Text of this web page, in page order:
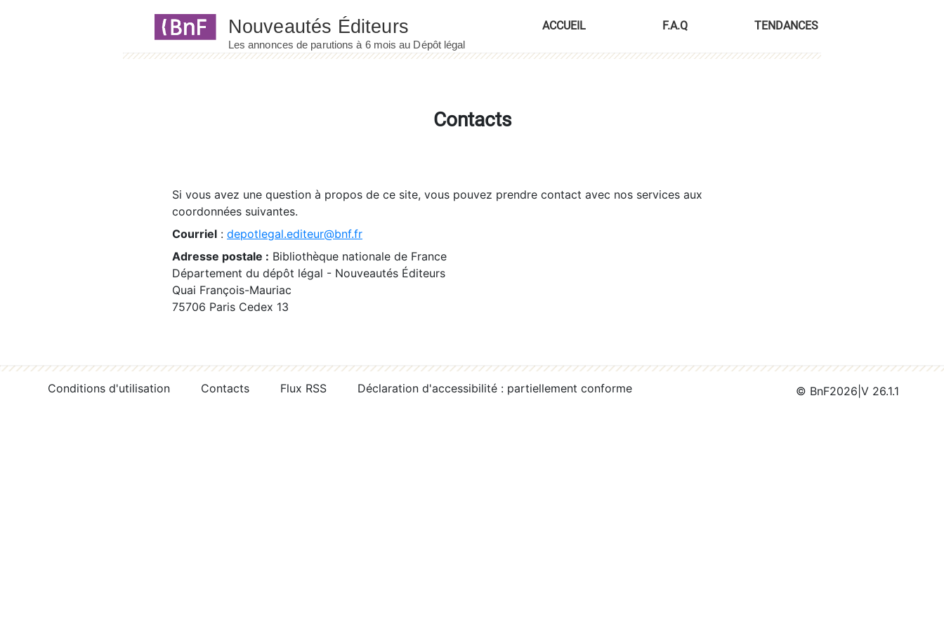
ACCUEIL F.A.Q TENDANCES
Contacts
Si vous avez une question à propos de ce site, vous pouvez prendre contact avec nos services aux
coordonnées suivantes.
Courriel : depotlegal.editeur@bnf.fr
Adresse postale : Bibliothèque nationale de France
Département du dépôt légal - Nouveautés Éditeurs
Quai François-Mauriac
75706 Paris Cedex 13
Conditions d'utilisation Contacts Flux RSS Déclaration d'accessibilité : partiellement conforme © BnF2026 V 26.1.1